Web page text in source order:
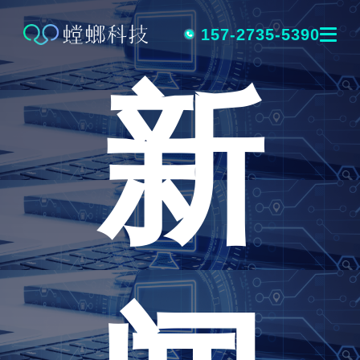
跳
内
容
157-2735-5390
新